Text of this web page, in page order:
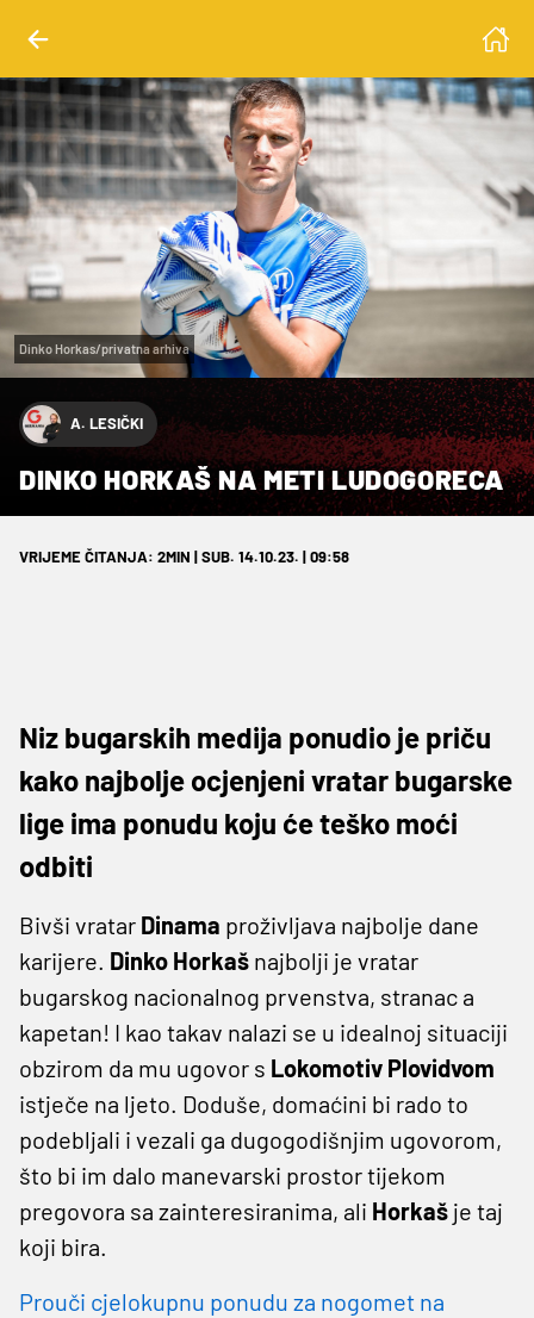
Dinko Horkas/privatna arhiva
A. LESIČKI
DINKO HORKAŠ NA METI LUDOGORECA
VRIJEME ČITANJA: 2MIN | SUB. 14.10.23. | 09:58
Niz bugarskih medija ponudio je priču
kako najbolje ocjenjeni vratar bugarske
lige ima ponudu koju će teško moći
odbiti
Bivši vratar Dinama proživljava najbolje dane
karijere. Dinko Horkaš najbolji je vratar
bugarskog nacionalnog prvenstva, stranac a
kapetan! I kao takav nalazi se u idealnoj situaciji
obzirom da mu ugovor s Lokomotiv Plovidvom
istječe na ljeto. Doduše, domaćini bi rado to
podebljali i vezali ga dugogodišnjim ugovorom,
što bi im dalo manevarski prostor tijekom
pregovora sa zainteresiranima, ali Horkaš je taj
koji bira.
Prouči cjelokupnu ponudu za nogomet na